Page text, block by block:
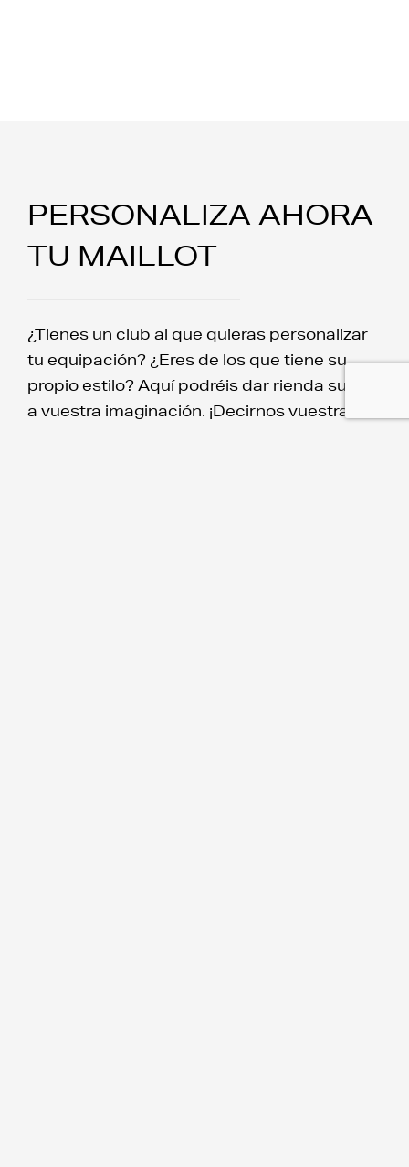
PERSONALIZA AHORA
TU MAILLOT
¿Tienes un club al que quieras personalizar
tu equipación? ¿Eres de los que tiene su
propio estilo? Aquí podréis dar rienda suelta
a vuestra imaginación. ¡Decirnos vuestra